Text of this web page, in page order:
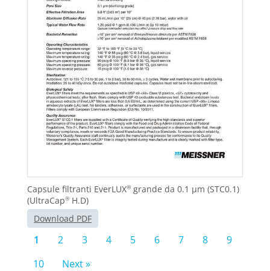
Capsule filtranti EverLUX® grande da 0.1 μm (STC0.1)
(UltraCap® H.D)
Download PDF
1 2 3 4 5 6 7 8
9
10
Next »